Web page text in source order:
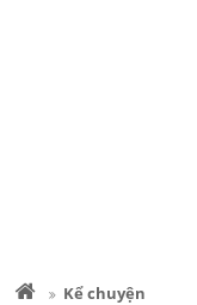
Kể chuyện